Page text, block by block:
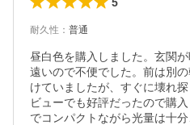
耐久性 ： 普通
昼白色を購入しました。玄関
遠いので不便でした。前は別
けていましたが、すぐに壊れ
ビューでも好評だったので購
でコンパクトながら光量は十